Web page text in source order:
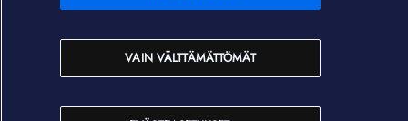
Yhteystiedot
VAIN VÄLTTÄMÄTTÖMÄT